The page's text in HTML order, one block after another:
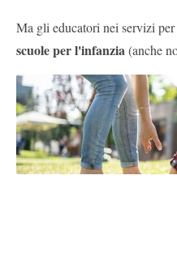
Ma gli educatori nei servizi
scuole per l'infanzia(anche